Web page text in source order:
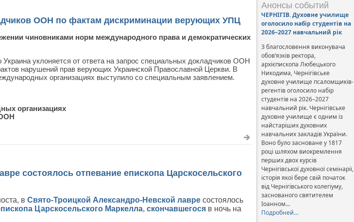
ООН по фактам дискриминации верующих УПЦ
чиновниками норм международного права и демократических
Украина уклоняется от ответа на запрос специальных докладчиков ООН
нарушений прав верующих Украинской Православной Церкви. В
организациях выступило со специальным заявлением.
организациях
состоялось отпевание епископа Царскосельского
в Свято-Троицкой Александро-Невской лавре состоялось
Царскосельского Маркелла, скончавшегося в ночь на
Анонсы событий
ЧЕРНІГІВ. Духовне училище
оголосило набір студентів на
2026–2027 навчальний рік
З благословення виконувача
обов’язків ректора,
архієпископа Любецького
Никодима, Чернігівське
духовне училище псаломщиків-
регентів оголосило набір
студентів на 2026–2027
навчальний рік. Чернігівське
духовне училище є одним із
найстаріших духовних
навчальних закладів України.
Воно було засноване у 1817
році шляхом виокремлення
перших двох курсів
Чернігівської духовної семінарії,
історія якої бере свій початок
від Чернігівського колегіуму,
заснованого святителем
Іоанном…
Подробней…